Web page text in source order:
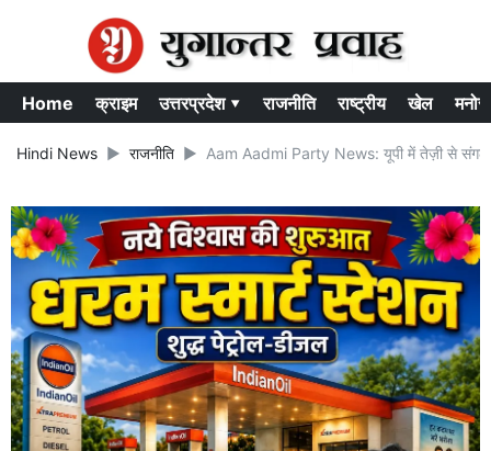
Home क्राइम उत्तरप्रदेश ▾ राजनीति राष्ट्रीय खेल
Hindi News राजनीति Aam Aadmi Party News: यूपी में तेज़ी से